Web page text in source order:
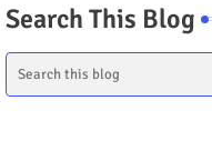
Search This Blog